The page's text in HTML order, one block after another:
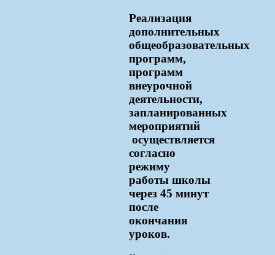
Реализация
дополнительных
общеобразовательных
программ,
программ
внеурочной
деятельности,
запланированных
мероприятий
осуществляется
согласно
режиму
работы школы
через 45 минут
после
окончания
уроков.